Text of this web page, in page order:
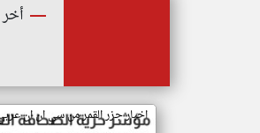
اخبار جزر القمر من سي ان ان